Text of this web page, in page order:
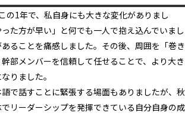
の1年で、私自身にも大きな変化がありまし
た方が早い」と何でも一人で抱え込んでいまし
ることを痛感しました。その後、周囲を「巻き
部メンバーを信頼して任せることで、より大き
りました。
で話すことに緊張する場面もありましたが、秋
リーダーシップを発揮できている自分自身の成